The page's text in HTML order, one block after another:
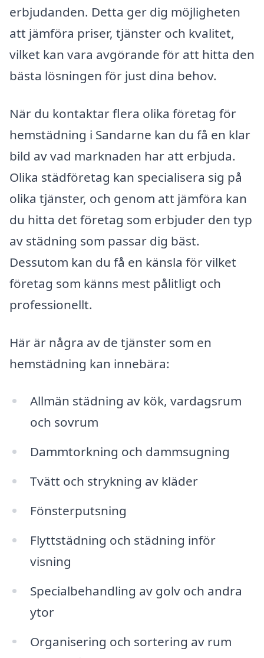
erbjudanden. Detta ger dig möjligheten
att jämföra priser, tjänster och kvalitet,
vilket kan vara avgörande för att hitta den
bästa lösningen för just dina behov.
När du kontaktar flera olika företag för
hemstädning i Sandarne kan du få en klar
bild av vad marknaden har att erbjuda.
Olika städföretag kan specialisera sig på
olika tjänster, och genom att jämföra kan
du hitta det företag som erbjuder den typ
av städning som passar dig bäst.
Dessutom kan du få en känsla för vilket
företag som känns mest pålitligt och
professionellt.
Här är några av de tjänster som en
hemstädning kan innebära:
Allmän städning av kök, vardagsrum
och sovrum
Dammtorkning och dammsugning
Tvätt och strykning av kläder
Fönsterputsning
Flyttstädning och städning inför
visning
Specialbehandling av golv och andra
ytor
Organisering och sortering av rum